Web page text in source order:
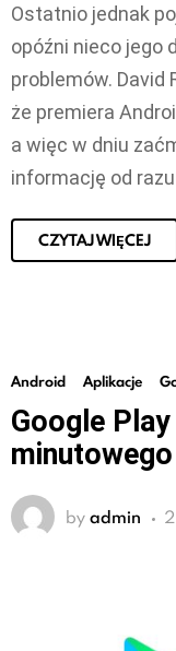
Ostatnio jednak
opóźni nieco jego
problemów. David
że premiera
a więc w dniu
informację od
CZYTAJ WIĘCEJ
Android Aplikacje
Google
by admin